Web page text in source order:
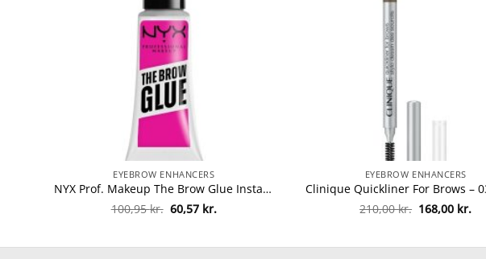
EYEBROW ENHANCERS
NYX Prof. Makeup The Brow Glue Instant Styler 5 gr. – 01 Transparent fra NYX Professional Makeup
100,95kr. Den
oprindelige
60,57 kr.Den
EYEBROW ENHANCERS
210,00kr. Den
oprindelige
168,00 kr.Den